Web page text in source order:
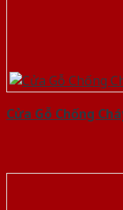
Cửa Gỗ Chống